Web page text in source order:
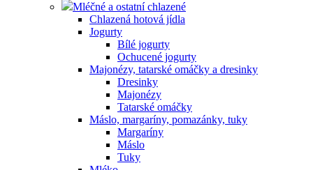
Mléčné a ostatní chlazené
Chlazená hotová jídla
Jogurty
Bílé jogurty
Ochucené jogurty
Majonézy, tatarské omáčky a dresinky
Dresinky
Majonézy
Tatarské omáčky
Máslo, margaríny, pomazánky, tuky
Margaríny
Máslo
Tuky